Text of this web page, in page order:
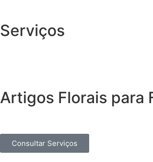
Serviços
Artigos Florais para
Consultar Serviços